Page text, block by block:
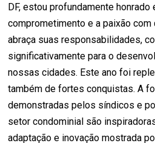
DF, estou profundamente honrado
comprometimento e a paixão com
abraça suas responsabilidades,
significativamente para o
nossas cidades. Este ano foi
também de fortes conquistas. A
demonstradas pelos síndicos e
setor condominial são
adaptação e inovação mostrada